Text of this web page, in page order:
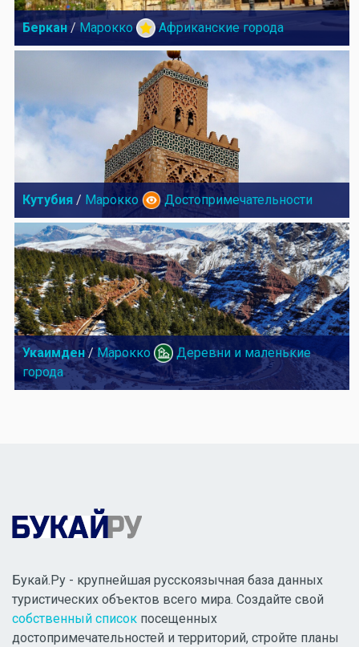
Беркан / Марокко Африканские города
Кутубия / Марокко Достопримечательности
Укаимден/ Марокко
Деревни и маленькие
города
Букай.Ру - крупнейшая русскоязычная база данных
туристических объектов всего мира. Создайте свой
собственный список посещенных
достопримечательностей и территорий, стройте планы